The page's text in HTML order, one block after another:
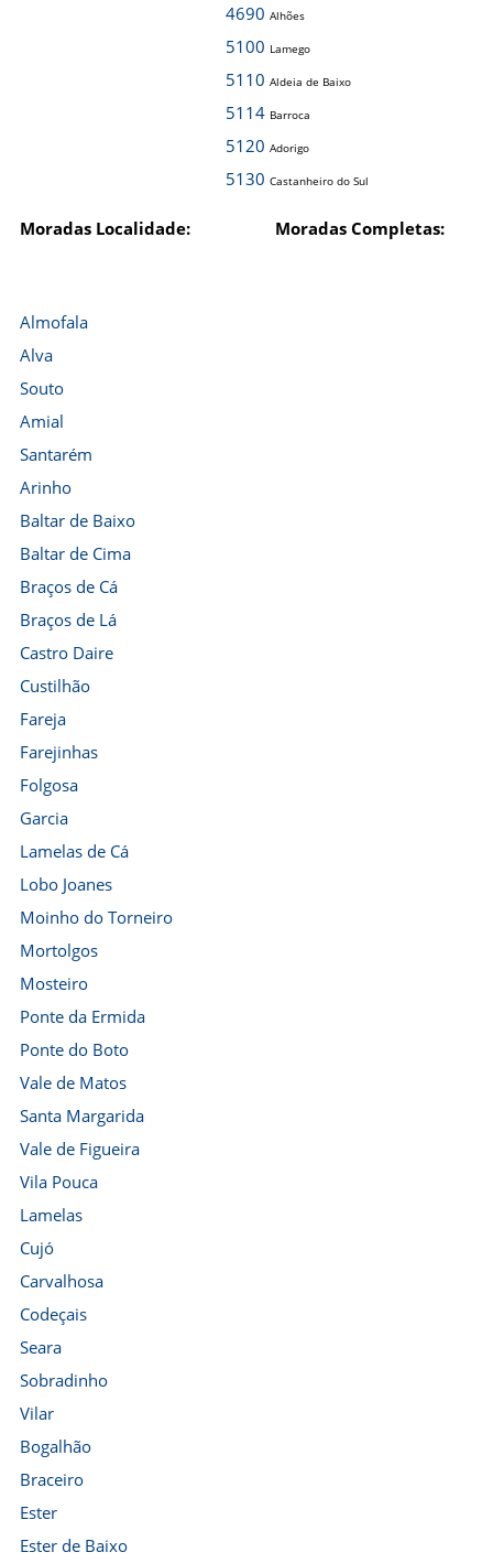
4690 Alhões
5100 Lamego
5110 Aldeia de Baixo
5114 Barroca
5120 Adorigo
5130 Castanheiro do Sul
Moradas Localidade: Moradas Completas:
Almofala
Alva
Souto
Amial
Santarém
Arinho
Baltar de Baixo
Baltar de Cima
Braços de Cá
Braços de Lá
Castro Daire
Custilhão
Fareja
Farejinhas
Folgosa
Garcia
Lamelas de Cá
Lobo Joanes
Moinho do Torneiro
Mortolgos
Mosteiro
Ponte da Ermida
Ponte do Boto
Vale de Matos
Santa Margarida
Vale de Figueira
Vila Pouca
Lamelas
Cujó
Carvalhosa
Codeçais
Seara
Sobradinho
Vilar
Bogalhão
Braceiro
Ester
Ester de Baixo